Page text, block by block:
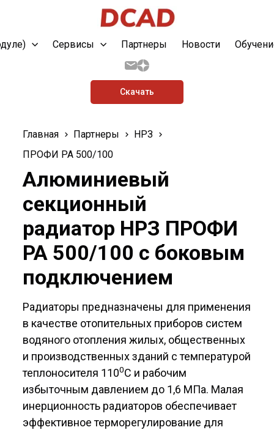
Сервисы Партнеры Новости
Скачать
Главная Партнеры
НРЗ
ПРОФИ РА 500/100
Алюминиевый
секционный
радиатор НРЗ ПРОФИ
РА 500/100 с боковым
подключением
Радиаторы предназначены для применения
в качестве отопительных приборов систем
водяного отопления жилых, общественных
и производственных зданий с температурой
теплоносителя 1100С и рабочим
избыточным давлением до 1,6 МПа. Малая
инерционность радиаторов обеспечивает
эффективное терморегулирование для